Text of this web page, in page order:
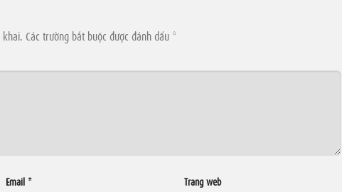
khai. Các trường bắt buộc được đánh dấu *
Email * Trang web